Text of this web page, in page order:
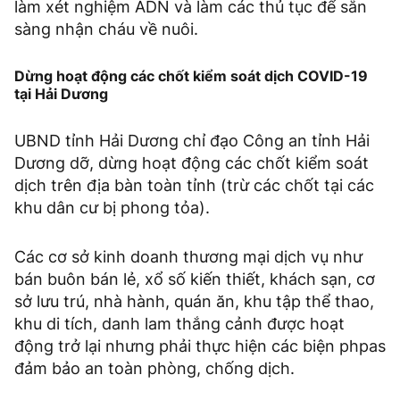
làm xét nghiệm ADN và làm các thủ tục để sẵn
sàng nhận cháu về nuôi.
Dừng hoạt động các chốt kiểm soát dịch COVID-19
tại Hải Dương
UBND tỉnh Hải Dương chỉ đạo Công an tỉnh Hải
Dương dỡ, dừng hoạt động các chốt kiểm soát
dịch trên địa bàn toàn tỉnh (trừ các chốt tại các
khu dân cư bị phong tỏa).
Các cơ sở kinh doanh thương mại dịch vụ như
bán buôn bán lẻ, xổ số kiến thiết, khách sạn, cơ
sở lưu trú, nhà hành, quán ăn, khu tập thể thao,
khu di tích, danh lam thắng cảnh được hoạt
động trở lại nhưng phải thực hiện các biện phpas
đảm bảo an toàn phòng, chống dịch.